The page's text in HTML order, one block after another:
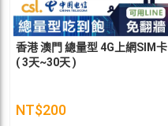
香港 澳門 總量型 4G上網SIM卡
( 3天~30天 )
NT$200